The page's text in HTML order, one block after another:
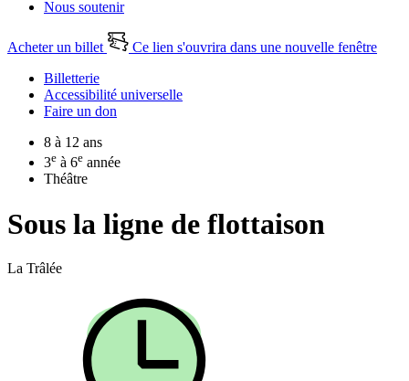
Nous soutenir
Acheter un billet
Ce lien s'ouvrira dans une nouvelle fenêtre
Billetterie
Accessibilité universelle
Faire un don
8 à 12 ans
3e à 6e année
Théâtre
Sous la ligne de flottaison
La Trâlée